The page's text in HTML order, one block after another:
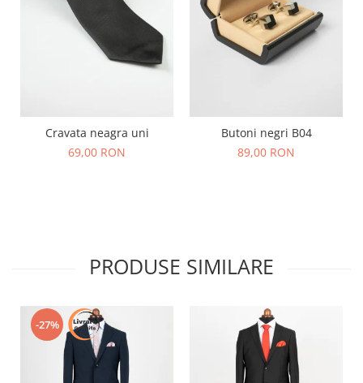
Cravata neagra uni
69,00 RON
Butoni negri B04
89,00 RON
PRODUSE SIMILARE
-27%